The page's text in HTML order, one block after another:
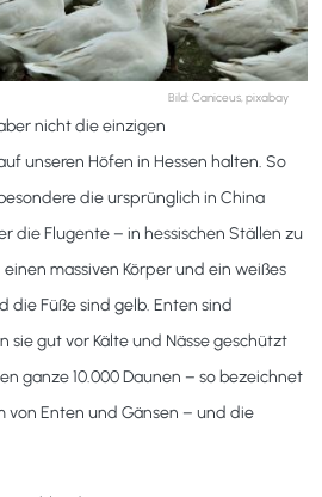
Bild: Caniceus, pixabay
nicht die einzigen
unseren Höfen in Hessen halten. So
die ursprünglich in China
die Flugente – in hessischen Ställen zu
massiven Körper und ein weißes
die Füße sind gelb. Enten sind
sie gut vor Kälte und Nässe geschützt
ganze 10.000 Daunen – so bezeichnet
von Enten und Gänsen – und die